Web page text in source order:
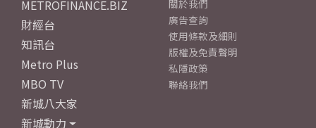
METROFINANCE.BIZ
財經台
知訊台
Metro Plus
MBO TV
新城八大家
新城動力
關於我們
廣告查詢
使用條款及細則
版權及免責聲明
私隱政策
聯絡我們